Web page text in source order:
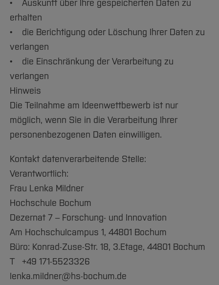
• Auskunft über Ihre gespeicherten Daten zu
erhalten
• die Berichtigung oder Löschung Ihrer Daten zu
verlangen
• die Einschränkung der Verarbeitung zu
verlangen
Hinweis
Die Teilnahme am Ideenwettbewerb ist nur
möglich, wenn Sie in die Verarbeitung Ihrer
personenbezogenen Daten einwilligen.
Kontakt datenverarbeitende Stelle:
Verantwortlich:
Frau Lenka Mildner
Hochschule Bochum
Dezernat 7 – Forschung- und Innovation
Am Hochschulcampus 1, 44801 Bochum
Büro: Konrad-Zuse-Str. 18, 3.Etage, 44801 Bochum
T +49 171-5523326
lenka.mildner@hs-bochum.de